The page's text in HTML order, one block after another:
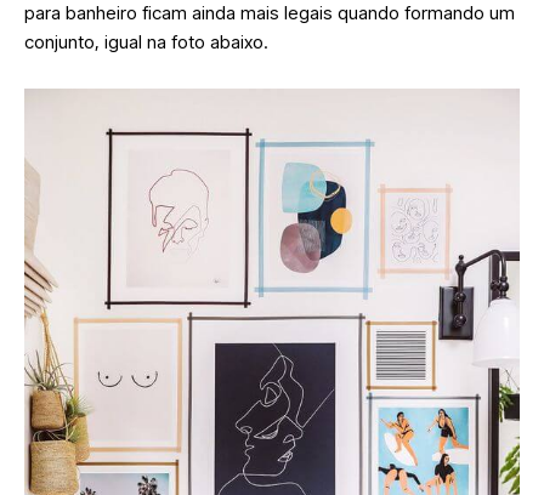
para banheiro ficam ainda mais legais quando formando um
conjunto, igual na foto abaixo.